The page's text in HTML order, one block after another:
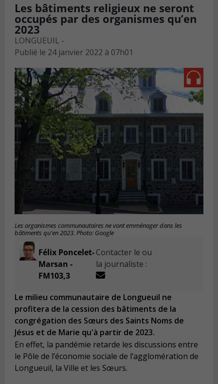
Les bâtiments religieux ne seront
occupés par des organismes qu’en
2023
LONGUEUIL -
Publié le 24 janvier 2022 à 07h01
Les organismes communautaires ne vont emménager dans les
bâtiments qu'en 2023. Photo: Google
Félix Poncelet-
Marsan -
FM103,3
Contacter le ou
la journaliste :
Le milieu communautaire de Longueuil ne
profitera de la cession des bâtiments de la
congrégation des Sœurs des Saints Noms de
Jésus et de Marie qu'à partir de 2023.
En effet, la pandémie retarde les discussions entre
le Pôle de l’économie sociale de l’agglomération de
Longueuil, la Ville et les Sœurs.